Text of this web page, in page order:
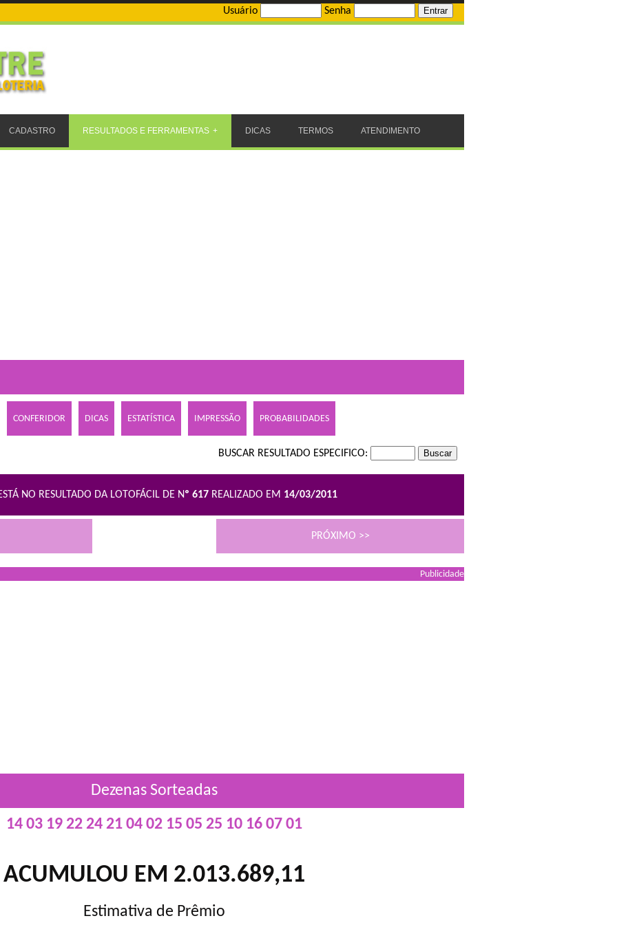
Usuário Senha
CADASTRO RESULTADOS E FERRAMENTAS DICAS TERMOS ATENDIMENTO
CONFERIDOR DICAS ESTATÍSTICA IMPRESSÃO PROBABILIDADES
BUSCAR RESULTADO ESPECIFICO:
NO RESULTADO DA LOTOFÁCIL DE Nº 617 REALIZADO EM 14/03/2011
PRÓXIMO >>
Publicidade
Dezenas Sorteadas
14 03 19 22 24 21 04 02 15 05 25 10 16 07 01
ACUMULOU EM 2.013.689,11
Estimativa de Prêmio